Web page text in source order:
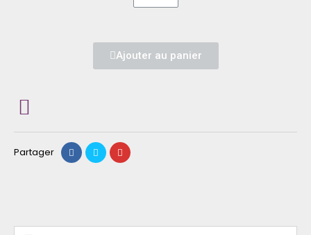
Ajouter au panier
Partager